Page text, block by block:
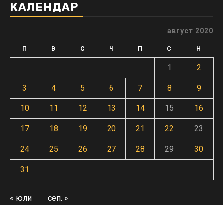
КАЛЕНДАР
август 2020
П В С Ч П С Н
1 2
3 4 5 6 7 8 9
10 11 12 13 14 15 16
17 18 19 20 21 22 23
24 25 26 27 28 29 30
31
« юли сеп. »